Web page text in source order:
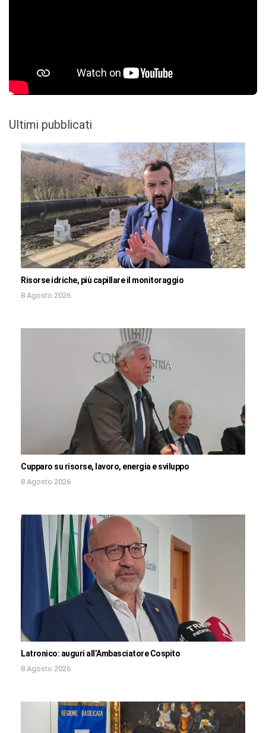
Ultimi pubblicati
Risorse idriche, più capillare il monitoraggio
8 Agosto 2026
Cupparo su risorse, lavoro, energia e sviluppo
8 Agosto 2026
Latronico: auguri all’Ambasciatore Cospito
8 Agosto 2026